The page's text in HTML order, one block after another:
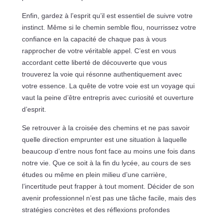
Enfin, gardez à l’esprit qu’il est essentiel de suivre votre
instinct. Même si le chemin semble flou, nourrissez votre
confiance en la capacité de chaque pas à vous
rapprocher de votre véritable appel. C’est en vous
accordant cette liberté de découverte que vous
trouverez la voie qui résonne authentiquement avec
votre essence. La quête de votre voie est un voyage qui
vaut la peine d’être entrepris avec curiosité et ouverture
d’esprit.
Se retrouver à la croisée des chemins et ne pas savoir
quelle direction emprunter est une situation à laquelle
beaucoup d’entre nous font face au moins une fois dans
notre vie. Que ce soit à la fin du lycée, au cours de ses
études ou même en plein milieu d’une carrière,
l’incertitude peut frapper à tout moment. Décider de son
avenir professionnel n’est pas une tâche facile, mais des
stratégies concrètes et des réflexions profondes